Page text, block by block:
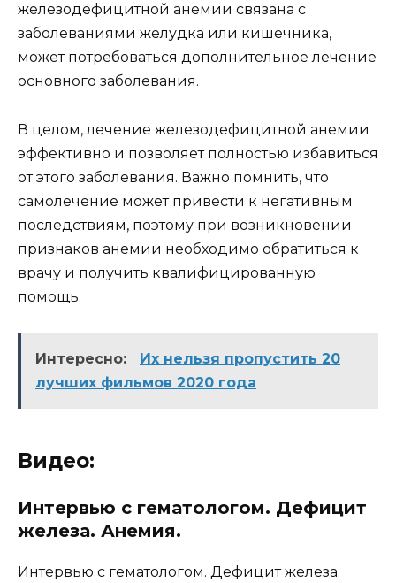
железодефицитной анемии связана с
заболеваниями желудка или кишечника,
может потребоваться дополнительное лечение
основного заболевания.
В целом, лечение железодефицитной анемии
эффективно и позволяет полностью избавиться
от этого заболевания. Важно помнить, что
самолечение может привести к негативным
последствиям, поэтому при возникновении
признаков анемии необходимо обратиться к
врачу и получить квалифицированную
помощь.
Интересно:
Их нельзя пропустить 20
лучших фильмов 2020 года
Видео:
Интервью с гематологом. Дефицит
железа. Анемия.
Интервью с гематологом. Дефицит железа.